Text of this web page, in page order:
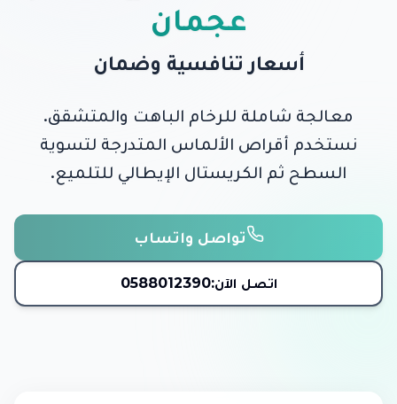
عجمان
أسعار تنافسية وضمان
معالجة شاملة للرخام الباهت والمتشقق.
نستخدم أقراص الألماس المتدرجة لتسوية
السطح ثم الكريستال الإيطالي للتلميع.
تواصل واتساب
اتصل الآن:0588012390